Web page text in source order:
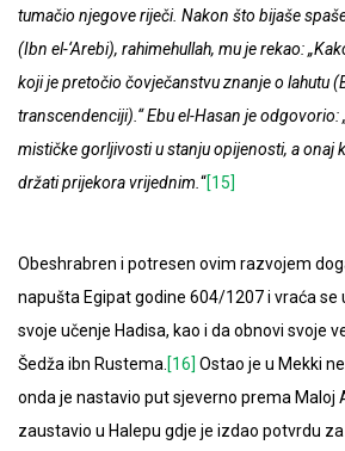
tumačio njegove riječi. Nakon što bijaše
(Ibn el-‘Arebi), rahimehullah, mu je rekao:
koji je pretočio čovječanstvu znanje o lahutu
transcendenciji).“ Ebu el-Hasan je odgovorio:
mističke gorljivosti u stanju opijenosti, a onaj
držati prijekora vrijednim. “[15]
Obeshrabren i potresen ovim razvojem
napušta Egipat godine 604/1207 i vraća se
svoje učenje Hadisa, kao i da obnovi svoje
Šedža ibn Rustema. [16] Ostao je u Mekki
onda je nastavio put sjeverno prema Maloj
zaustavio u Halepu gdje je izdao potvrdu